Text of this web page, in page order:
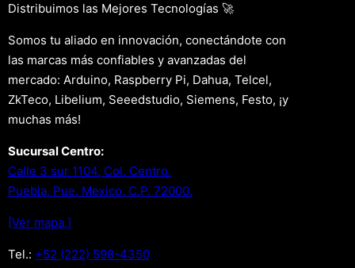
Distribuimos las Mejores Tecnologías 🚀
Somos tu aliado en innovación, conectándote con
las marcas más confiables y avanzadas del
mercado: Arduino, Raspberry Pi, Dahua, Telcel,
ZkTeco, Libelium, Seeedstudio, Siemens, Festo, ¡y
muchas más!
Sucursal Centro:
Calle 3 sur 1104, Col. Centro.
Puebla, Pue. Mexico. C.P. 72000.
[Ver mapa.]
Tel.: +52 (222) 598-4350